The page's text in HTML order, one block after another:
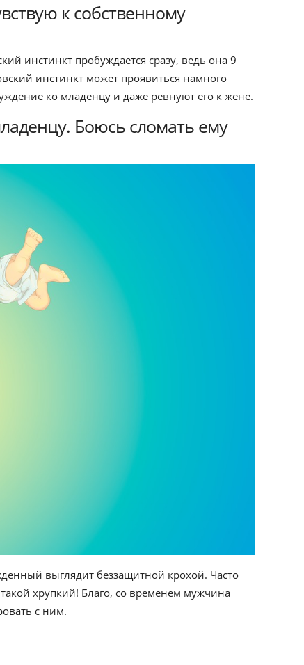
к собственному
инстинкт пробуждается сразу, ведь она 9
инстинкт может проявиться намного
ко младенцу и даже ревнуют его к жене.
Боюсь сломать ему
выглядит беззащитной крохой. Часто
хрупкий! Благо, со временем мужчина
с ним.